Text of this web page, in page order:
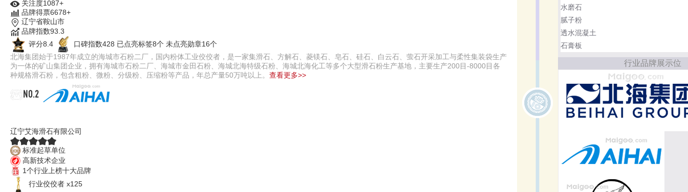
关注度1087+
品牌得票6678+
辽宁省鞍山市
品牌指数93.3
评分8.4
口碑指数428 已点亮标签8个 未点亮勋章16个
北海集团始于1987年成立的海城市石粉二厂，国内粉体工业佼佼者，是一家集滑石、方解石、菱镁石、皂石、硅石、白云石、萤石开采加工与柔性集装袋生产
为一体的矿山集团企业，拥有海城市石粉二厂、海城市金田石粉、海城北海特级石粉、海城北海化工等多个大型滑石粉生产基地，主要生产200目-8000目各
种规格滑石粉，包含粗粉、微粉、分级粉、压缩粉等产品，年总产量50万吨以上。 查看更多>>
NO.2
辽宁艾海滑石有限公司
标准起草单位
高新技术企业
1个行业上榜十大品牌
行业佼佼者 x125
水磨石
腻子粉
透水混凝土
石膏板
行业品牌展示位